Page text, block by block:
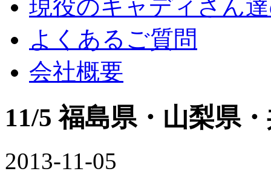
現役のキャディさん
よくあるご質問
会社概要
11/5 福島県・山梨県
2013-11-05